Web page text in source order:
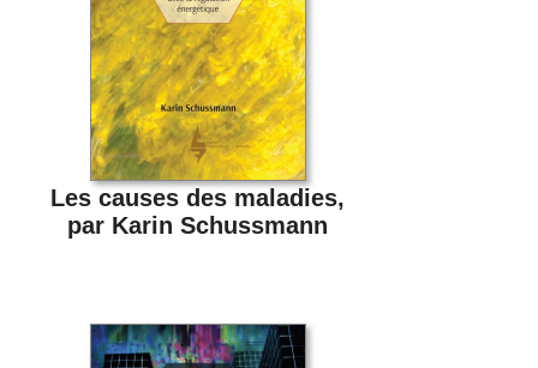
Les causes des maladies,
par Karin Schussmann